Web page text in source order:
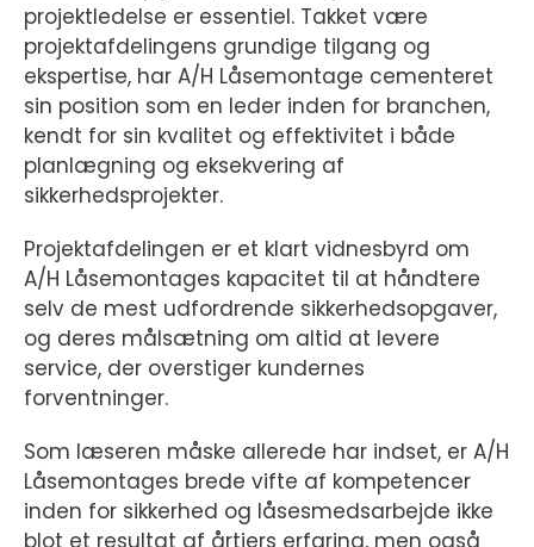
projektledelse er essentiel. Takket være
projektafdelingens grundige tilgang og
ekspertise, har A/H Låsemontage cementeret
sin position som en leder inden for branchen,
kendt for sin kvalitet og effektivitet i både
planlægning og eksekvering af
sikkerhedsprojekter.
Projektafdelingen er et klart vidnesbyrd om
A/H Låsemontages kapacitet til at håndtere
selv de mest udfordrende sikkerhedsopgaver,
og deres målsætning om altid at levere
service, der overstiger kundernes
forventninger.
Som læseren måske allerede har indset, er A/H
Låsemontages brede vifte af kompetencer
inden for sikkerhed og låsesmedsarbejde ikke
blot et resultat af årtiers erfaring, men også